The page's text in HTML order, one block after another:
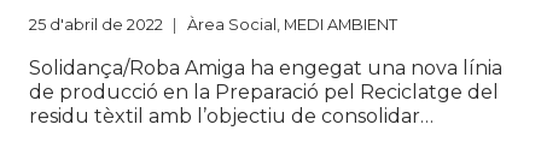
25 d'abril de 2022 Àrea Social , MEDI AMBIENT
Solidança/Roba Amiga ha engegat una nova línia
de producció en la Preparació pel Reciclatge del
residu tèxtil amb l’objectiu de consolidar…